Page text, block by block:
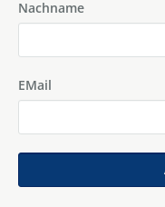
Nachname
EMail